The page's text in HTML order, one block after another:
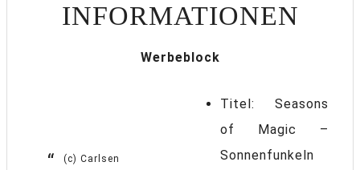
INFORMATIONEN
Werbeblock
(c) Carlsen
Titel: Seasons
of Magic –
Sonnenfunkeln